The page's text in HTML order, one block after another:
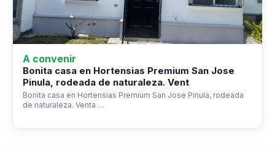
A convenir
Bonita casa en Hortensias Premium San Jose
Pinula, rodeada de naturaleza. Vent
Bonita casa en Hortensias Premium San Jose Pinula, rodeada
de naturaleza. Venta …